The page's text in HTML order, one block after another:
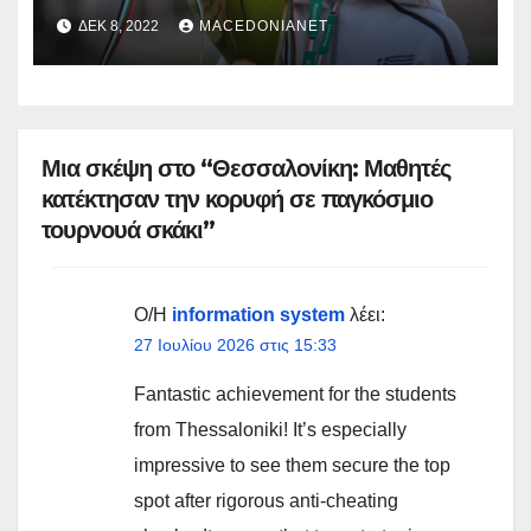
ΔΕΚ 8, 2022 MACEDONIANET
Μια σκέψη στο “Θεσσαλονίκη: Μαθητές
κατέκτησαν την κορυφή σε παγκόσμιο
τουρνουά σκάκι”
Ο/Η information system λέει:
27 Ιουλίου 2026 στις 15:33
Fantastic achievement for the students
from Thessaloniki! It’s especially
impressive to see them secure the top
spot after rigorous anti-cheating